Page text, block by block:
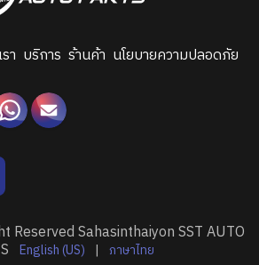
า บริการ ร้านค้า นโยบายความปลอดภัย
Reserved Sahasinthaiyon SST AUTO
English (US) | ภาษาไทย